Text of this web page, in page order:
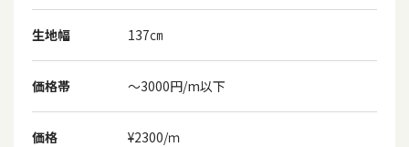
生地幅 137㎝
価格帯 ～3000円/m以下
価格 ¥2300/ｍ